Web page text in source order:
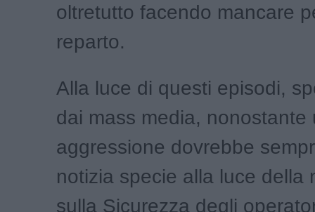
oltretutto facendo mancare
reparto.
Alla luce di questi episodi,
dai mass media, nonostante
aggressione dovrebbe
notizia specie alla luce della
sulla Sicurezza degli